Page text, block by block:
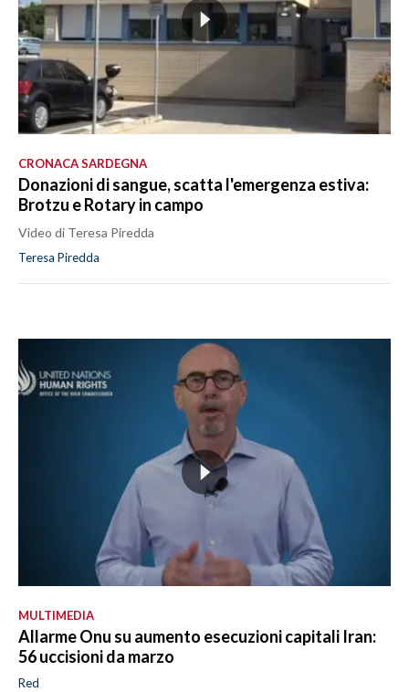
CRONACA SARDEGNA
Donazioni di sangue, scatta l'emergenza estiva:
Brotzu e Rotary in campo
Video di Teresa Piredda
Teresa Piredda
MULTIMEDIA
Allarme Onu su aumento esecuzioni capitali Iran:
56 uccisioni da marzo
Red